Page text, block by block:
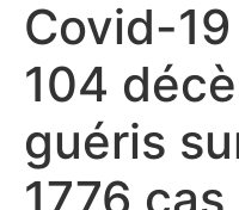
Covid-
104
guéris
1776